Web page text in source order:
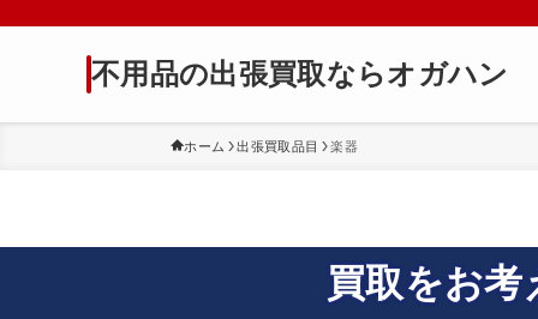
不用品の出張買取ならオガハン
ホーム 出張買取品目 楽器
買取をお考